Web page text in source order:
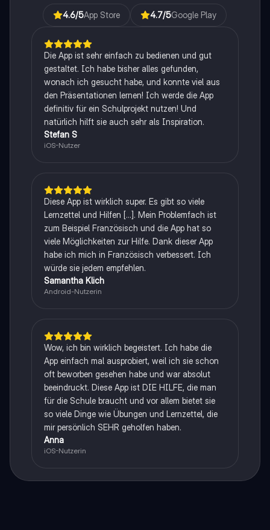
4.6/5App Store 4.7/5Google Play
Die App ist sehr einfach zu bedienen und gut
gestaltet. Ich habe bisher alles gefunden,
wonach ich gesucht habe, und konnte viel aus
den Präsentationen lernen! Ich werde die App
definitiv für ein Schulprojekt nutzen! Und
natürlich hilft sie auch sehr als Inspiration.
Stefan S
iOS-Nutzer
Diese App ist wirklich super. Es gibt so viele
Lernzettel und Hilfen [...]. Mein Problemfach ist
zum Beispiel Französisch und die App hat so
viele Möglichkeiten zur Hilfe. Dank dieser App
habe ich mich in Französisch verbessert. Ich
würde sie jedem empfehlen.
Samantha Klich
Android-Nutzerin
Wow, ich bin wirklich begeistert. Ich habe die
App einfach mal ausprobiert, weil ich sie schon
oft beworben gesehen habe und war absolut
beeindruckt. Diese App ist DIE HILFE, die man
für die Schule braucht und vor allem bietet sie
so viele Dinge wie Übungen und Lernzettel, die
mir persönlich SEHR geholfen haben.
Anna
iOS-Nutzerin